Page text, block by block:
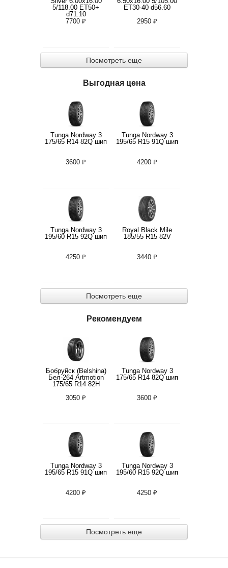
5/118.00 ET50+
d71.10
7700 ₽
ET30-40 d56.60
2950 ₽
Посмотреть еще
Выгодная цена
Tunga Nordway 3
175/65 R14 82Q шип
3600 ₽
Tunga Nordway 3
195/65 R15 91Q шип
4200 ₽
Tunga Nordway 3
195/60 R15 92Q шип
4250 ₽
Royal Black Mile
185/55 R15 82V
3440 ₽
Посмотреть еще
Рекомендуем
Бобруйск (Belshina)
Бел-264 Artmotion
175/65 R14 82H
3050 ₽
Tunga Nordway 3
175/65 R14 82Q шип
3600 ₽
Tunga Nordway 3
195/65 R15 91Q шип
4200 ₽
Tunga Nordway 3
195/60 R15 92Q шип
4250 ₽
Посмотреть еще